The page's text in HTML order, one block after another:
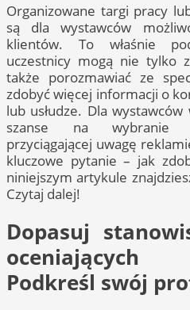
Organizowane targi pracy
są dla wystawców
klientów. To właśnie
uczestnicy mogą nie tylko
także porozmawiać ze
zdobyć więcej informacji o
lub usłudze. Dla
szanse na wybranie
przyciągającej uwagę
kluczowe pytanie – jak
niniejszym artykule
Czytaj dalej!
Dopasuj
oceniających
Podkreśl swój